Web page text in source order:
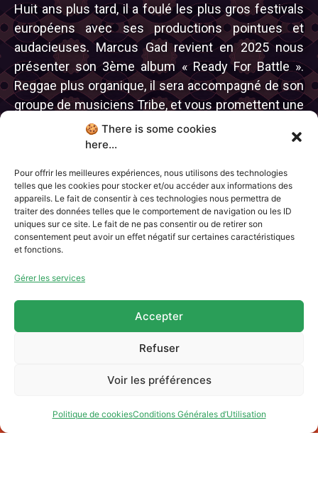
🍪 There is some cookies
here...
Pour offrir les meilleures expériences, nous utilisons des technologies
telles que les cookies pour stocker et/ou accéder aux informations des
appareils. Le fait de consentir à ces technologies nous permettra de
traiter des données telles que le comportement de navigation ou les ID
uniques sur ce site. Le fait de ne pas consentir ou de retirer son
consentement peut avoir un effet négatif sur certaines caractéristiques
et fonctions.
Gérer les services
Accepter
Refuser
Voir les préférences
Politique de cookiesConditions Générales d’Utilisation
Huit ans plus tard, il a foulé les plus gros festivals
européens avec ses productions pointues et
audacieuses. Marcus Gad revient en 2025 nous
présenter son 3ème album « Ready For Battle ».
Reggae plus organique, il sera accompagné de son
groupe de musiciens Tribe, et vous promettent une
expérience sensorielle consciente et
Cliquez sur « J’accepte » pour activer
Youtube
Politique de cookies
Partenaires
NL